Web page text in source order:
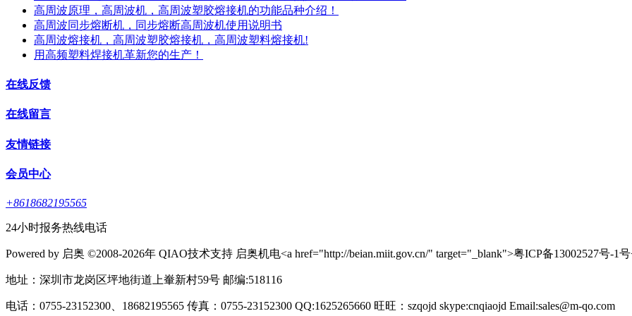
高周波原理，高周波机，高周波塑胶熔接机的功能品种介绍！
高周波同步熔断机，同步熔断高周波机使用说明书
高周波熔接机，高周波塑胶熔接机，高周波塑料熔接机!
用高频塑料焊接机革新您的生产！
在线反馈
在线留言
友情链接
会员中心
+8618682195565
24小时报务热线电话
Powered by 启奥 ©2008-2026年 QIAO技术支持 启奥机电<a href="http://beian.miit.gov.cn/" target="_blank">粤ICP备13002527号-1号
地址：深圳市龙岗区坪地街道上輋新村59号 邮编:518116
电话：0755-23152300、18682195565 传真：0755-23152300 QQ:1625265660 旺旺：szqojd skype:cnqiaojd Email:sales@m-qo.com